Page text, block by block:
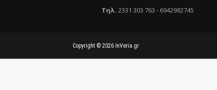
Τηλ. 2331 303 763 - 6942982745
Copyright © 2026 InVeria.gr